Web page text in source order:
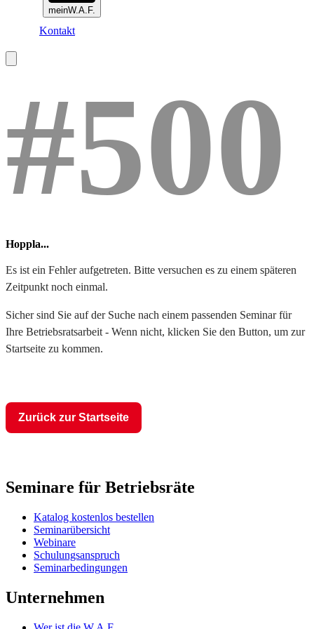
meinW.A.F.
Kontakt
#500
Hoppla...
Es ist ein Fehler aufgetreten. Bitte versuchen es zu einem späteren
Zeitpunkt noch einmal.
Sicher sind Sie auf der Suche nach einem passenden Seminar für
Ihre Betriebsratsarbeit - Wenn nicht, klicken Sie den Button, um zur
Startseite zu kommen.
Zurück zur Startseite
Seminare für Betriebsräte
Katalog kostenlos bestellen
Seminarübersicht
Webinare
Schulungsanspruch
Seminarbedingungen
Unternehmen